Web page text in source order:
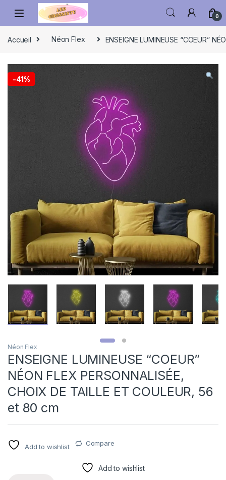
0
Accueil Néon Flex ENSEIGNE LUMINEUSE “COEUR”
-41%
Néon Flex
ENSEIGNE LUMINEUSE “COEUR”
NÉON FLEX PERSONNALISÉE,
CHOIX DE TAILLE ET COULEUR, 56
et 80 cm
Add to wishlist Compare
Add to wishlist